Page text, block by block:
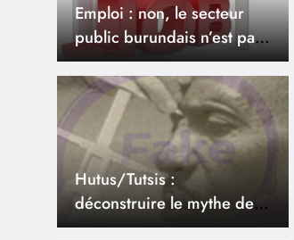
Emploi : non, le secteur
public burundais n’est pas
saturé
Hutus/Tutsis :
déconstruire le mythe des
différences